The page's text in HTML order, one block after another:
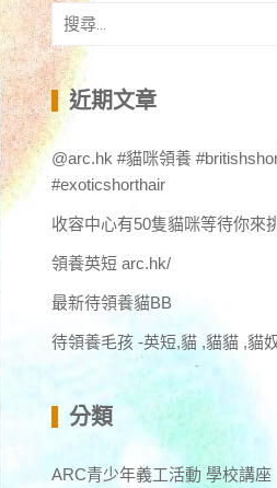
搜
尋
關
鍵
字:
近期文章
@arc.hk #貓咪領養
#exoticshorthair
收容中心有50隻貓咪等待你來
領養英短 arc.hk/
最新待領養貓BB
待領養毛孩 -英短,貓 ,貓貓 ,貓
分類
ARC青少年義工活動 學校講座